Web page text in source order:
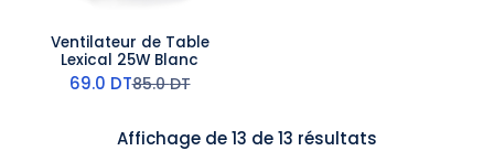
Ventilateur de Table
Lexical 25W Blanc
69.0 DT85.0DT
Affichage de 13 de 13 résultats